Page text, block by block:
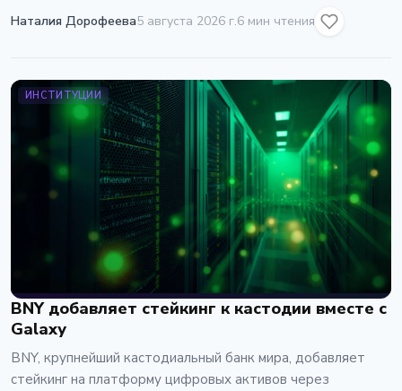
Наталия Дорофеева5 августа 2026 г.6 мин чтения
ИНСТИТУЦИИ
BNY добавляет стейкинг к кастодии вместе с
Galaxy
BNY, крупнейший кастодиальный банк мира, добавляет
стейкинг на платформу цифровых активов через